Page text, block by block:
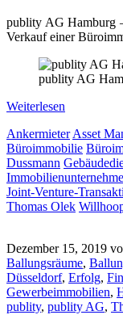
publity AG Hamburg
Verkauf einer
publity AG
Weiterlesen
Ankermieter Asset
Büroimmobilie
Dussmann
Joint-Venture-
Thomas Olek
Dezember 15, 2019
Ballungsräume,
Düsseldorf, Erfolg,
Gewerbeimmobilien,
publity, publity AG,